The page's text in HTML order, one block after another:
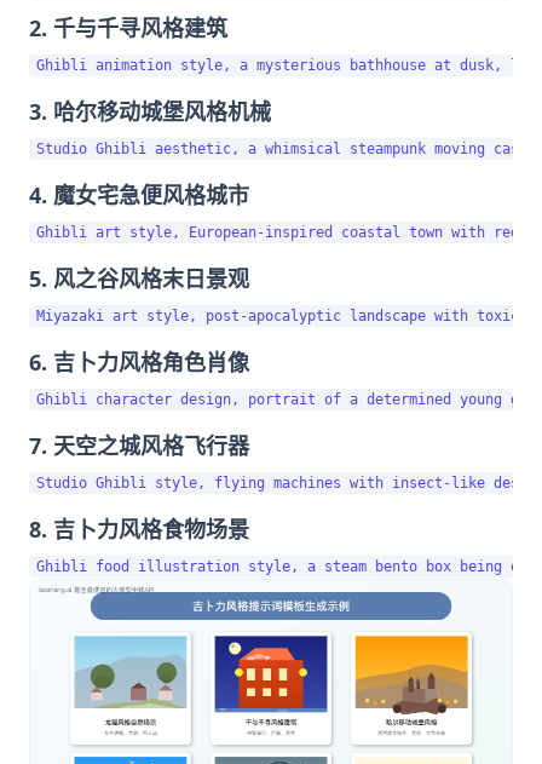
2. 千与千寻风格建筑
3. 哈尔移动城堡风格机械
4. 魔女宅急便风格城市
5. 风之谷风格末日景观
6. 吉卜力风格角色肖像
7. 天空之城风格飞行器
8. 吉卜力风格食物场景